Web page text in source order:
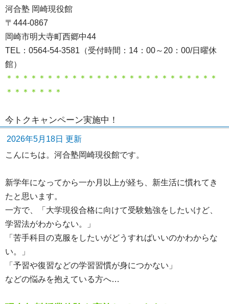
河合塾 岡崎現役館
〒444-0867
岡崎市明大寺町西郷中44
TEL：0564-54-3581（受付時間：14：00～20：00/日曜休
館）
＊＊＊＊＊＊＊＊＊＊＊＊＊＊＊＊＊＊＊＊＊＊＊＊＊＊
＊＊＊＊＊＊＊
今トクキャンペーン実施中！
2026年5月18日 更新
こんにちは。河合塾岡崎現役館です。
新学年になってから一か月以上が経ち、新生活に慣れてき
たと思います。
一方で、「大学現役合格に向けて受験勉強をしたいけど、
学習法がわからない。」
「苦手科目の克服をしたいがどうすればいいのかわからな
い。」
「予習や復習などの学習習慣が身につかない」
などの悩みを抱えている方へ…